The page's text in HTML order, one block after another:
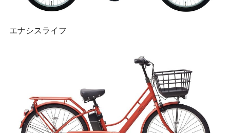
エナシスライフ